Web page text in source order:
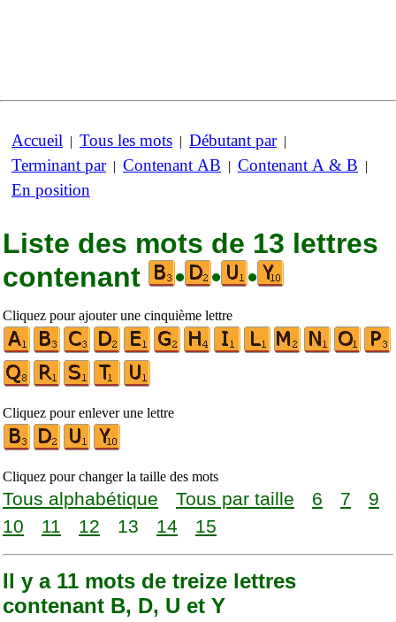
Accueil | Tous les mots | Débutant par|
Terminant par| Contenant AB | Contenant A & B |
En position
Liste des mots de 13 lettres
contenant
• • •
Cliquez pour ajouter une cinquième lettre
Cliquez pour enlever une lettre
Cliquez pour changer la taille des mots
Tous alphabétique Tous par taille 6 7
9
10
11 12 13 14 15
Il y a 11 mots de treize lettres
contenant B, D, U et Y